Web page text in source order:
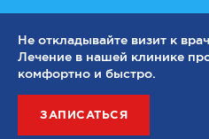
Не откладывайте визит к
Лечение в нашей клинике
комфортно и быстро.
ЗАПИСАТЬСЯ